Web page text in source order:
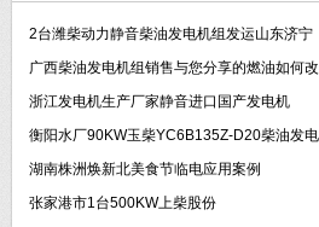
2台潍柴动力静音柴油发电机组发运山东济宁
广西柴油发电机组销售与您分享的燃油如何
浙江发电机生产厂家静音进口国产发电机
衡阳水厂90KW玉柴YC6B135Z-D20柴油发
湖南株洲焕新北美食节临电应用案例
张家港市1台500KW上柴股份